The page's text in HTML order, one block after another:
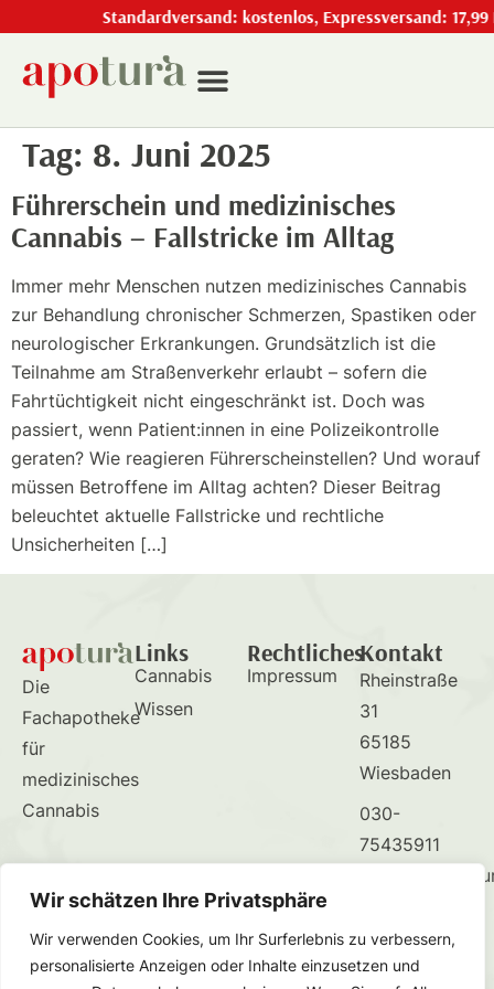
Wir schätzen Ihre Privatsphäre
Wir verwenden Cookies, um Ihr Surferlebnis zu verbessern,
personalisierte Anzeigen oder Inhalte einzusetzen und
Standardversand: kostenlos, Expressversand: 17,99
Tag: 8. Juni 2025
Führerschein und medizinisches
Cannabis – Fallstricke im Alltag
Immer mehr Menschen nutzen medizinisches Cannabis
zur Behandlung chronischer Schmerzen, Spastiken oder
neurologischer Erkrankungen. Grundsätzlich ist die
Teilnahme am Straßenverkehr erlaubt – sofern die
Fahrtüchtigkeit nicht eingeschränkt ist. Doch was
passiert, wenn Patient:innen in eine Polizeikontrolle
geraten? Wie reagieren Führerscheinstellen? Und worauf
müssen Betroffene im Alltag achten? Dieser Beitrag
beleuchtet aktuelle Fallstricke und rechtliche
Unsicherheiten […]
Die
Fachapotheke
für
medizinisches
Cannabis
Links
Cannabis
Wissen
Rechtliches
Impressum
Kontakt
Rheinstraße
31
65185
Wiesbaden
030-
75435911
© 2025 apotura GmbH | Alle Rechte vorbehalten.